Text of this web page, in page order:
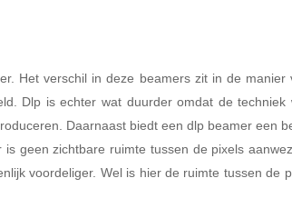
Het verschil in deze beamers zit in de manier
Dlp is echter wat duurder omdat de techniek
Daarnaast biedt een dlp beamer een
geen zichtbare ruimte tussen de pixels
voordeliger. Wel is hier de ruimte tussen de